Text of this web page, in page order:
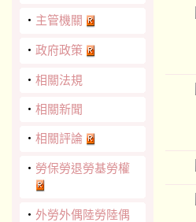
‧ 主管機關
‧ 政府政策
‧ 相關法規
‧ 相關新聞
‧ 相關評論
‧ 勞保勞退勞基勞權
‧ 外勞外偶陸勞陸偶